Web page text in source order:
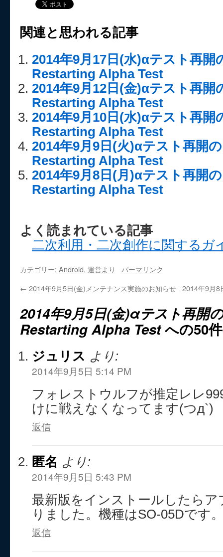
関連と思われる記事
2014年9月17日(水)αテスト再開
Restarting Alpha Test
2014年9月12日(金)αテスト再開
Restarting Alpha Test
2014年9月10日(水)αテスト再開
Restarting Alpha Test
2014年9月9日(火)αテスト再開
Restarting Alpha Test
2014年9月8日(月)αテスト再開
Restarting Alpha Test
よく読まれている記事
二次利用・二次創作に関するガ
カテゴリー: Android, 運営より
パーマリンク
← 2014年9月5日(金)メンテナンス実施のお知らせ 2014年9月8
2014年9月5日(金)αテスト再開
Restarting Alpha Testへの50
ジュリス より:
2014年9月5日 5:14 PM
フォレストウルフが推定レレ
けに戦えなくなってます(つд`)
返信
匿名 より:
2014年9月5日 5:43 PM
最新版をインストールしたら
りました。機種はSO-05Dです
返信